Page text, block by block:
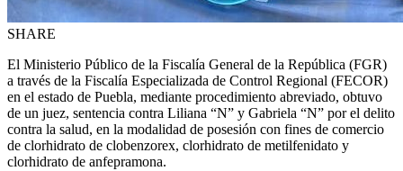
SHARE
El Ministerio Público de la Fiscalía General de la República (FGR)
a través de la Fiscalía Especializada de Control Regional (FECOR)
en el estado de Puebla, mediante procedimiento abreviado, obtuvo
de un juez, sentencia contra Liliana “N” y Gabriela “N” por el delito
contra la salud, en la modalidad de posesión con fines de comercio
de clorhidrato de clobenzorex, clorhidrato de metilfenidato y
clorhidrato de anfepramona.